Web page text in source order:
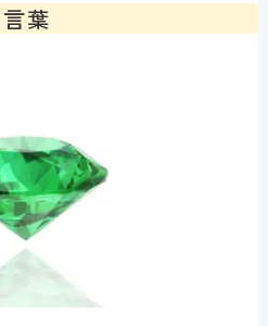
葉